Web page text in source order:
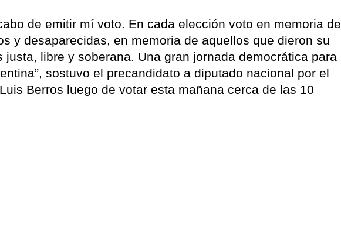
de emitir mí voto. En cada elección voto en memoria de
y desaparecidas, en memoria de aquellos que dieron su
justa, libre y soberana. Una gran jornada democrática para
sostuvo el precandidato a diputado nacional por el
Berros luego de votar esta mañana cerca de las 10